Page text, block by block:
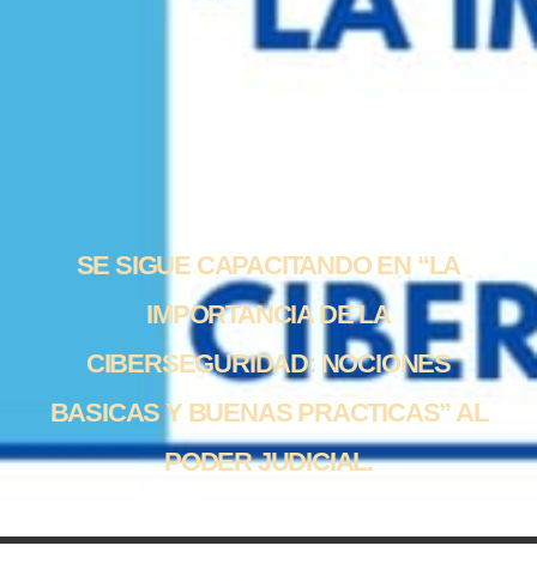
SE SIGUE CAPACITANDO EN “LA
IMPORTANCIA DE LA
CIBERSEGURIDAD: NOCIONES
BASICAS Y BUENAS PRACTICAS” AL
PODER JUDICIAL.